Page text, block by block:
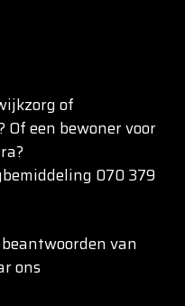
of
een bewoner voor
070 379
van
ons